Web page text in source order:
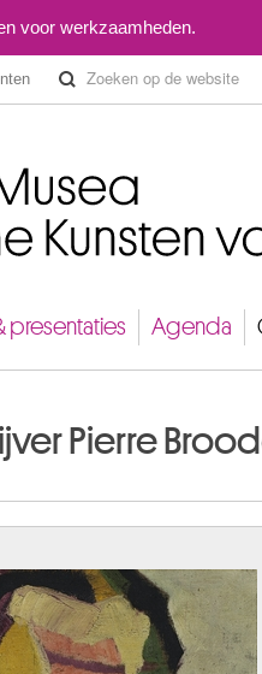
voor werkzaamheden.
presentaties Agenda
Pierre